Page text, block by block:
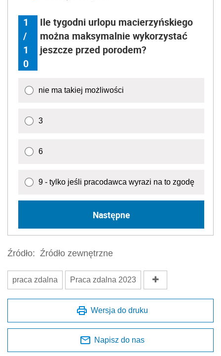
1
/
1
0
Ile tygodni urlopu macierzyńskiego
można maksymalnie wykorzystać
jeszcze przed porodem?
nie ma takiej możliwości
3
6
9 - tylko jeśli pracodawca wyrazi na to zgodę
Następne
Źródło: Źródło zewnętrzne
praca zdalna Praca zdalna 2023
Wersja do druku
Napisz do nas